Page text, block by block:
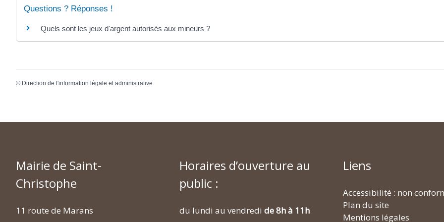
Questions ? Réponses !
Quels sont les jeux d'argent autorisés aux mineurs ?
© Direction de l'information légale et administrative
Mairie de Saint-
Christophe
11 route de Marans
Horaires d’ouverture au
public :
du lundi au vendredi de 8h à 11h
Liens
Accessibilité : non
Plan du site
Mentions légales